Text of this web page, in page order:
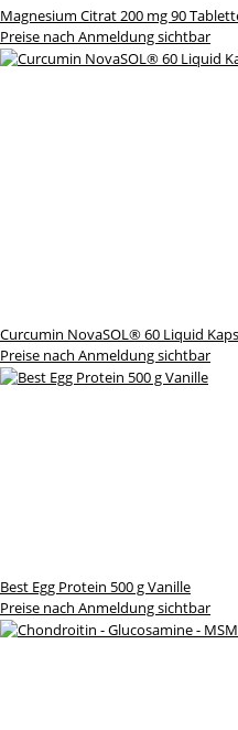
Magnesium Citrat 200 mg 90
Preise nach Anmeldung sichtbar
Curcumin NovaSOL® 60 Liquid
Preise nach Anmeldung sichtbar
Best Egg Protein 500 g Vanille
Preise nach Anmeldung sichtbar